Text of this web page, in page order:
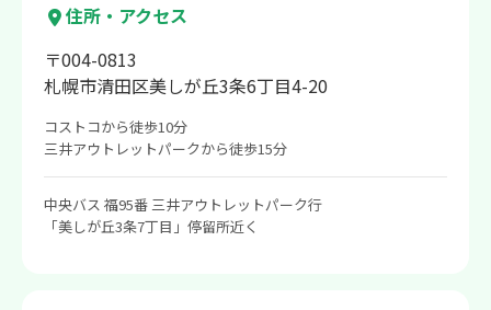
住所・アクセス
〒004-0813
札幌市清田区美しが丘3条6丁目4-20
コストコから徒歩10分
三井アウトレットパークから徒歩15分
中央バス 福95番 三井アウトレットパーク行
「美しが丘3条7丁目」停留所近く